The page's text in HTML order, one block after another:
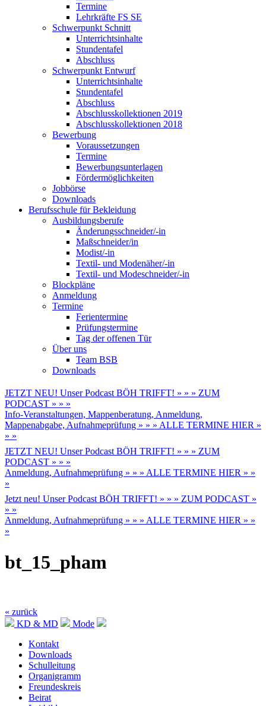
Termine
Lehrkräfte FS SE
Schwerpunkt Schnitt
Unterrichtsinhalte
Stundentafel
Abschluss
Schwerpunkt Entwurf
Unterrichtsinhalte
Stundentafel
Abschluss
Abschlusskollektionen 2019
Abschlusskollektionen 2018
Bewerbung
Voraussetzungen
Termine
Bewerbungsunterlagen
Fördermöglichkeiten
Jobbörse
Downloads
Berufsschule für Bekleidung
Ausbildungsberufe
Änderungsschneider/-in
Maßschneider/in
Modist/-in
Textil- und Modenäher/-in
Textil- und Modeschneider/-in
Blockpläne
Anmeldung
Termine
Ferientermine
Prüfungstermine
Tag der offenen Tür
Über uns
Team BSB
Downloads
JETZT NEU! Unser Podcast BÖH TRIFFT! » » » ZUM
PODCAST » » »
Info-Veranstaltungen, Mappenberatung, Anmeldung,
Mappenabgabe, Aufnahmeprüfung » » » ALLE TERMINE HIER »
» »
JETZT NEU! Unser Podcast BÖH TRIFFT! » » » ZUM
PODCAST » » »
Anmeldung, Aufnahmeprüfung » » » ALLE TERMINE HIER » »
»
Jetzt neu! Unser Podcast BÖH TRIFFT! » » » ZUM PODCAST »
» »
Anmeldung, Aufnahmeprüfung » » » ALLE TERMINE HIER » »
»
bt_15_pham
« zurück
KD & MD
Mode
Kontakt
Downloads
Schulleitung
Organigramm
Freundeskreis
Beirat